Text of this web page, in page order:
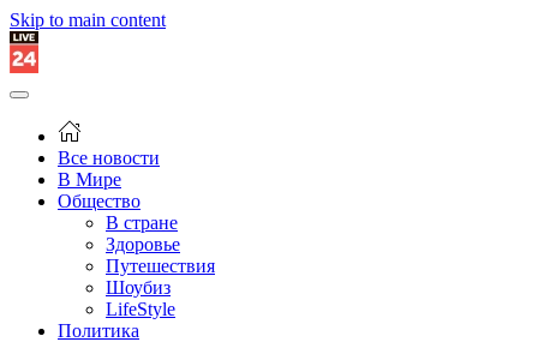
Skip to main content
Все новости
В Мире
Общество
В стране
Здоровье
Путешествия
Шоубиз
LifeStyle
Политика